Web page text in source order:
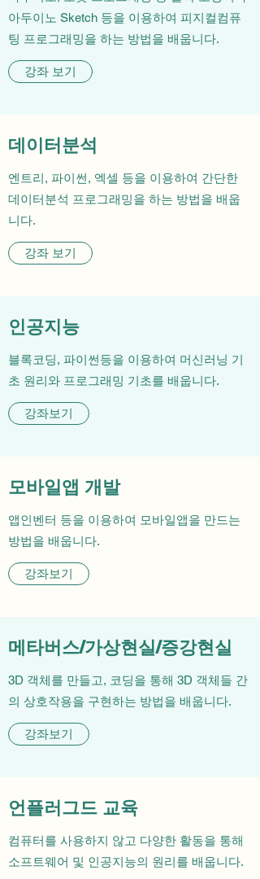
아두이노 Sketch 등을 이용하여 피지컬컴퓨
팅 프로그래밍을 하는 방법을 배웁니다.
강좌 보기
데이터분석
엔트리, 파이썬, 엑셀 등을 이용하여 간단한
데이터분석 프로그래밍을 하는 방법을 배웁
니다.
강좌 보기
인공지능
블록코딩, 파이썬등을 이용하여 머신러닝 기
초 원리와 프로그래밍 기초를 배웁니다.
강좌보기
모바일앱 개발
앱인벤터 등을 이용하여 모바일앱을 만드는
방법을 배웁니다.
강좌보기
​메타버스/가상현실/증강현실
3D 객체를 만들고, 코딩을 통해 3D 객체들 간
의 상호작용을 구현하는 방법을 배웁니다.
강좌보기
언플러그드 교육
컴퓨터를 사용하지 않고 다양한 활동을 통해
소프트웨어 및 인공지능의 원리를 배웁니다.